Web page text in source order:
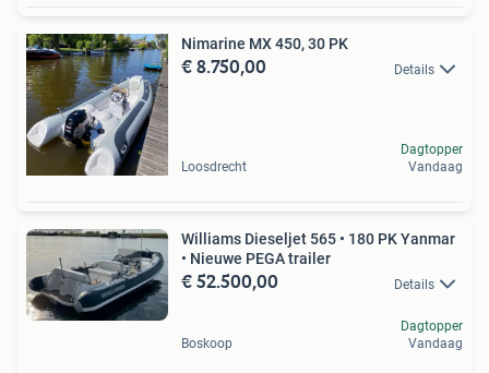
Nimarine MX 450, 30 PK
€ 8.750,00 Details
Loosdrecht
Dagtopper
Vandaag
Williams Dieseljet 565 • 180 PK Yanmar
• Nieuwe PEGA trailer
€ 52.500,00 Details
Boskoop
Dagtopper
Vandaag